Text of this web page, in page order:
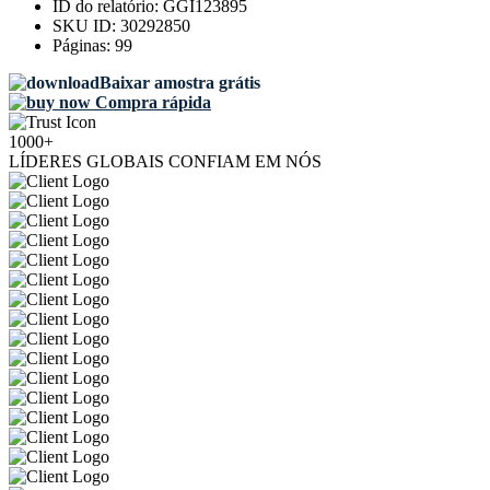
ID do relatório: GGI123895
SKU ID: 30292850
Páginas: 99
Baixar amostra grátis
Compra rápida
1000+
LÍDERES GLOBAIS CONFIAM EM NÓS